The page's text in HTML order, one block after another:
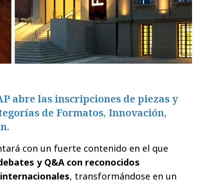
abre las inscripciones de piezas y
de Formatos, Innovación,
con un fuerte contenido en el que
y Q&A con reconocidos
, transformándose en un